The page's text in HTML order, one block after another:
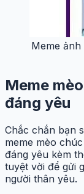
Meme
Meme
đáng yêu
Chắc chắn bạn
meme mèo
đáng yêu kèm
tuyệt vời để gửi
người thân yêu.